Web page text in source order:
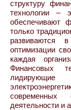
структуру
технологии –
обеспечивают
только
развиваются
оптимизации
каждая
Финансовых
деятельности и